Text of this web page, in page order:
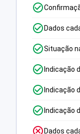
Dados
Situação
Indicação
Indicação
Indicação
Dados